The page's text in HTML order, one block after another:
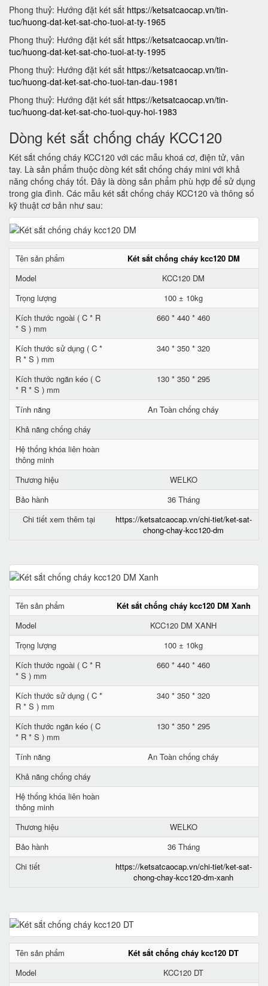
Phong thuỷ: Hướng đặt két sắt https://ketsatcaocap.vn/tin-
tuc/huong-dat-ket-sat-cho-tuoi-at-ty-1965
Phong thuỷ: Hướng đặt két sắt https://ketsatcaocap.vn/tin-
tuc/huong-dat-ket-sat-cho-tuoi-at-ty-1995
Phong thuỷ: Hướng đặt két sắt https://ketsatcaocap.vn/tin-
tuc/huong-dat-ket-sat-cho-tuoi-tan-dau-1981
Phong thuỷ: Hướng đặt két sắt https://ketsatcaocap.vn/tin-
tuc/huong-dat-ket-sat-cho-tuoi-quy-hoi-1983
Dòng két sắt chống cháy KCC120
Két sắt chống cháy KCC120 với các mẫu khoá cơ, điện tử, vân
tay. Là sản phẩm thuộc dòng két sắt chống cháy mini với khả
năng chống cháy tốt. Đây là dòng sản phẩm phù hợp để sử dụng
trong gia đình. Các mẫu két sắt chống cháy KCC120 và thông số
kỹ thuật cơ bản như sau:
Tên sản phẩm
Két sắt chống cháy kcc120 DM
Model
KCC120 DM
Trọng lượng
100 ± 10kg
Kích thước ngoài ( C * R
* S ) mm
660 * 440 * 460
Kích thước sử dụng ( C *
R * S ) mm
340 * 350 * 320
Kích thước ngăn kéo ( C
* R * S ) mm
130 * 350 * 295
Tính năng
An Toàn chống cháy
Khả năng chống cháy
Hệ thống khóa liên hoàn
thông minh
Thương hiệu
WELKO
Bảo hành
36 Tháng
Chi tiết xem thêm tại
https://ketsatcaocap.vn/chi-tiet/ket-sat-
chong-chay-kcc120-dm
Tên sản phẩm
Két sắt chống cháy kcc120 DM Xanh
Model
KCC120 DM XANH
Trọng lượng
100 ± 10kg
Kích thước ngoài ( C * R
* S ) mm
660 * 440 * 460
Kích thước sử dụng ( C *
R * S ) mm
340 * 350 * 320
Kích thước ngăn kéo ( C
* R * S ) mm
130 * 350 * 295
Tính năng
An Toàn chống cháy
Khả năng chống cháy
Hệ thống khóa liên hoàn
thông minh
Thương hiệu
WELKO
Bảo hành
36 Tháng
Chi tiết
https://ketsatcaocap.vn/chi-tiet/ket-sat-
chong-chay-kcc120-dm-xanh
Tên sản phẩm
Két sắt chống cháy kcc120 DT
Model
KCC120 DT